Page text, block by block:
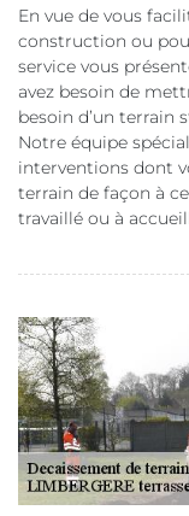
En vue de vous
construction ou
service vous
avez besoin de
besoin d’un terrain
Notre équipe
interventions dont
terrain de façon à
travaillé ou à